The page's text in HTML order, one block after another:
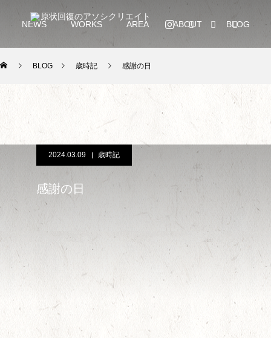
NEWS WORKS AREA ABOUT BLOG
BLOG 歳時記 感謝の日
2024.03.09 歳時記
感謝の日